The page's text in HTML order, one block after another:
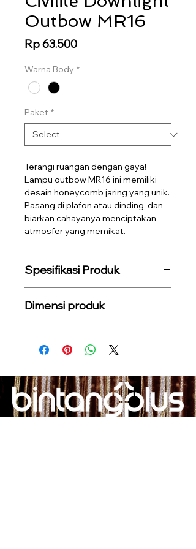
Outbow MR16
Rp 63.500Price
Warna Body *
Paket *
Terangi ruangan dengan gaya!
Lampu outbow MR16 ini memiliki
desain honeycomb jaring yang unik.
Pasang di plafon atau dinding, dan
biarkan cahayanya menciptakan
atmosfer yang memikat.
Spesifikasi Produk
Dimensi produk
Panjang Bodi : 5,8cm
Lebar Bodi : 5,8cm